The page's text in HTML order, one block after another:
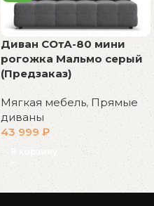
Диван СОтА-80 мини
рогожка Мальмо серый
(Предзаказ)
Мягкая мебель,Прямые
диваны
43 999 ₽
В корзину